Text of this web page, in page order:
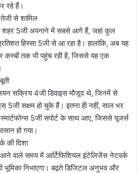
रहे हैं।
से शामिल
शहर 5जी अपनाने में सबसे आगे हैं, जहां कुल
हिस्सा 5जी से आ रहा है। हालांकि, अब यह
तक भी पहुंच रही है, जिससे यह एक
सक्रिय 4जी डिवाइस मौजूद थे, जिनमें से
5जी सक्षम हो चुके हैं। इतना ही नहीं, साल भर
5जी सपोर्ट के साथ आए, जिससे यूजर्स
हो गया।
की दिशा
आने वाले समय में आर्टिफिशियल इंटेलिजेंस नेटवर्क
निभाएगा। बढ़ते डिजिटल अनुभव और